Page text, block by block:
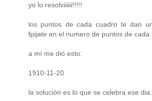
yo lo resolviiiiii!!!!!
los puntos de cada cuadro te dan
fpijate en el numero de puntos de cada
a mí me dió esto:
1910-11-20
la solución es lo que se celebra ese dia...